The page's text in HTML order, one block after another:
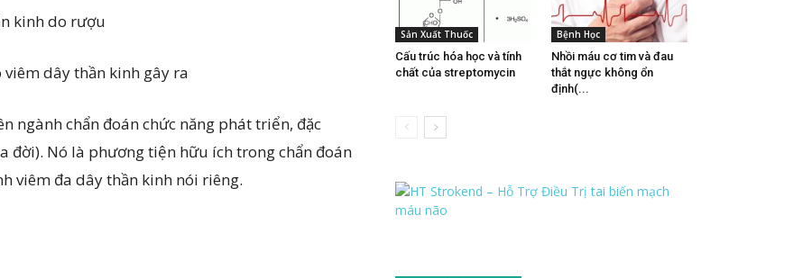
kinh do rượu
dây thần kinh gây ra
ngành chẩn đoán chức năng phát triển, đặc
đời). Nó là phương tiện hữu ích trong chẩn đoán
viêm đa dây thần kinh nói riêng.
Sản Xuất Thuốc
Cấu trúc hóa học và tính
chất của streptomycin
Bệnh Học
Nhồi máu cơ tim và đau
thắt ngực không ổn
định(...